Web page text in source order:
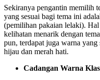
Sekiranya pengantin memilih
yang sesuai bagi tema ini
(pemilihan pakaian lelaki).
kelihatan menarik dengan
pun, terdapat juga warna
hijau dan merah hati.
Cadangan Warna